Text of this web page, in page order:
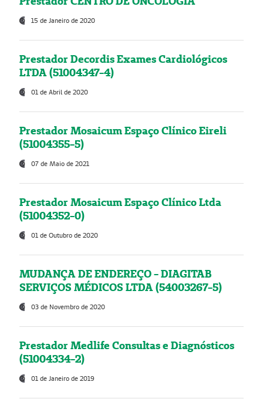
15 de Janeiro de 2020
Prestador Decordis Exames Cardiológicos
LTDA (51004347-4)
01 de Abril de 2020
Prestador Mosaicum Espaço Clínico Eireli
(51004355-5)
07 de Maio de 2021
Prestador Mosaicum Espaço Clínico Ltda
(51004352-0)
01 de Outubro de 2020
MUDANÇA DE ENDEREÇO - DIAGITAB
SERVIÇOS MÉDICOS LTDA (54003267-5)
03 de Novembro de 2020
Prestador Medlife Consultas e Diagnósticos
(51004334-2)
01 de Janeiro de 2019